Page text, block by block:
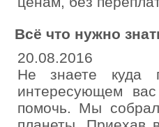
Всё что нужно
20.08.2016
Не знаете куда
интересующем
помочь. Мы